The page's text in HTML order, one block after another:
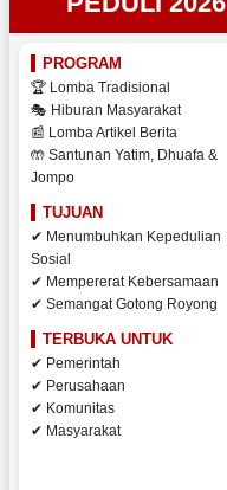
PROGRAM
🏆 Lomba Tradisional
🎭 Hiburan Masyarakat
📰 Lomba Artikel Berita
🤲 Santunan Yatim, Dhuafa &
Jompo
TUJUAN
✔ Menumbuhkan Kepedulian
Sosial
✔ Mempererat Kebersamaan
✔ Semangat Gotong Royong
TERBUKA UNTUK
✔ Pemerintah
✔ Perusahaan
✔ Komunitas
✔ Masyarakat